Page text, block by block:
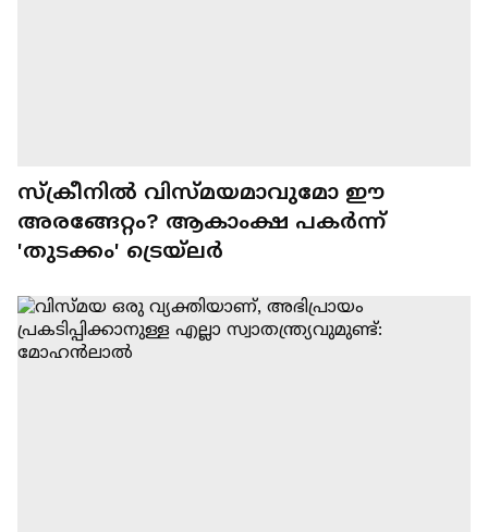
സ്ക്രീനില്‍ വിസ്മയമാവുമോ ഈ
അരങ്ങേറ്റം? ആകാംക്ഷ പകര്‍ന്ന്
'തുടക്കം' ട്രെയ്‍ലര്‍